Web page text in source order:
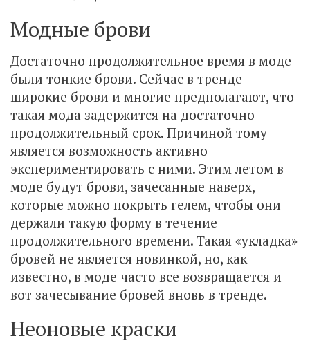
Модные брови
Достаточно продолжительное время в моде
были тонкие брови. Сейчас в тренде
широкие брови и многие предполагают, что
такая мода задержится на достаточно
продолжительный срок. Причиной тому
является возможность активно
экспериментировать с ними. Этим летом в
моде будут брови, зачесанные наверх,
которые можно покрыть гелем, чтобы они
держали такую форму в течение
продолжительного времени. Такая «укладка»
бровей не является новинкой, но, как
известно, в моде часто все возвращается и
вот зачесывание бровей вновь в тренде.
Неоновые краски